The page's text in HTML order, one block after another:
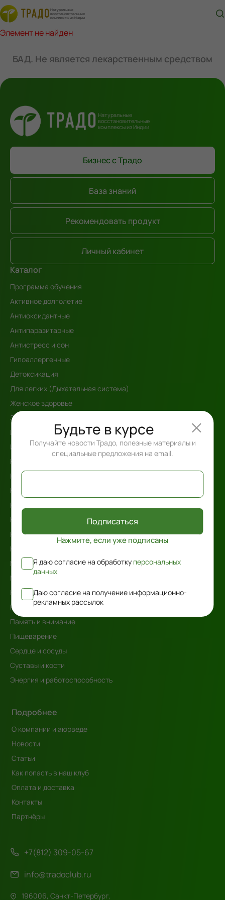
Натуральные
восстановительные
комплексы из Индии
Элемент не найден
БАД. Не является лекарственным средством
Натуральные
восстановительные
комплексы из Индии
Каталог
Программа обучения
Активное долголетие
Антиоксидантные
Антипаразитарные
Антистресс и сон
Гипоаллергенные
Детоксикация
Для легких (Дыхательная система)
Женское здоровье
Зрение
Иммунная поддержка
Интегративный Детокс
Книги
Кожа, волосы и ногти
Комплексные решения
Кондитерские изделия
Контроль веса
Контроль сахара в крови
Косметика
Мочевыделительная система
Мужское здоровье
Наборы косметики
Нервная система
Память и внимание
Пищеварение
Сердце и сосуды
Суставы и кости
Энергия и работоспособность
Подробнее
О компании и аюрведе
Новости
Статьи
Как попасть в наш клуб
Оплата и доставка
Контакты
Партнёры
+7(812) 309-05-67
info@tradoclub.ru
196006, Санкт-Петербург,
Бизнес с Традо
База знаний
Рекомендовать продукт
Личный кабинет
Будьте в курсе
Получайте новости Традо, полезные материалы и
специальные предложения на email.
Подписаться
Нажмите, если уже подписаны
Я даю согласие на обработку персональных
данных
Даю согласие на получение информационно-
рекламных рассылок